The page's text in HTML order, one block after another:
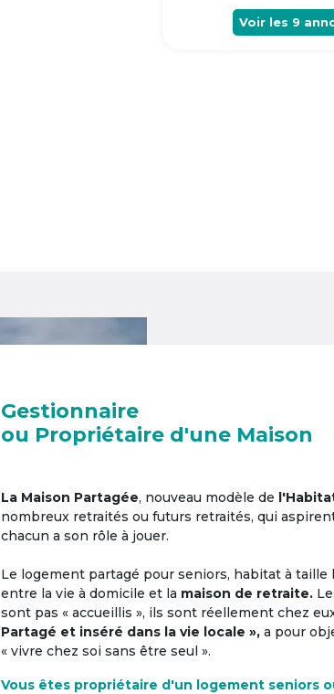
Voir les 9
Gestionnaire
ou Propriétaire d'une Maison
La Maison Partagée, nouveau modèle de
nombreux retraités ou futurs retraités, qui
chacun a son rôle à jouer.
Le logement partagé pour seniors, habitat à
entre la vie à domicile et la maison de retraite.
sont pas « accueillis », ils sont réellement chez
Partagé et inséré dans la vie locale », a pour
« vivre chez soi sans être seul ».
Vous êtes propriétaire d'un logement seniors